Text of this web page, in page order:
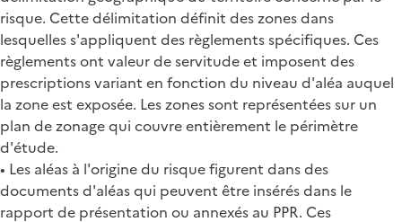
risque. Cette délimitation définit des zones dans
lesquelles s'appliquent des règlements spécifiques. Ces
règlements ont valeur de servitude et imposent des
prescriptions variant en fonction du niveau d'aléa auquel
la zone est exposée. Les zones sont représentées sur un
plan de zonage qui couvre entièrement le périmètre
d'étude.
• Les aléas à l'origine du risque figurent dans des
documents d'aléas qui peuvent être insérés dans le
rapport de présentation ou annexés au PPR. Ces